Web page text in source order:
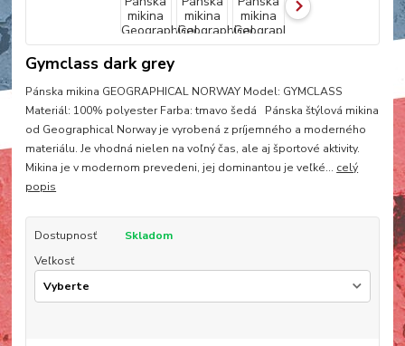
Gymclass dark grey
Pánska mikina GEOGRAPHICAL NORWAY Model: GYMCLASS
Materiál: 100% polyester Farba: tmavo šedá Pánska štýlová mikina
od Geographical Norway je vyrobená z príjemného a moderného
materiálu. Je vhodná nielen na voľný čas, ale aj športové aktivity.
Mikina je v modernom prevedeni, jej dominantou je veľké... celý
popis
Dostupnosť
Skladom
Veľkosť